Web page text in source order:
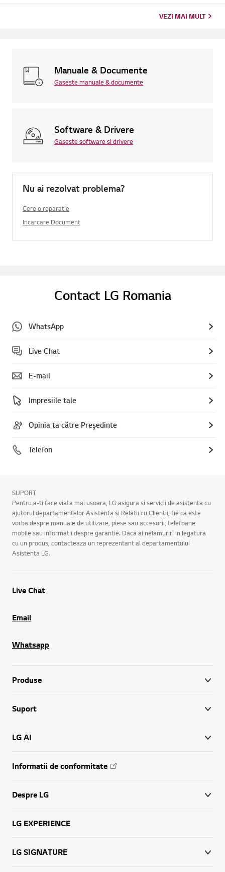
VEZI MAI MULT
Manuale & Documente
Gaseste manuale & documente
Software & Drivere
Gaseste software si drivere
Nu ai rezolvat problema?
Cere o reparatie
Incarcare Document
Contact LG Romania
WhatsApp
Live Chat
E-mail
Impresiile tale
Opinia ta către Președinte
Telefon
SUPORT
Pentru a-ti face viata mai usoara, LG asigura si servicii de asistenta cu
ajutorul departamentelor Asistenta si Relatii cu Clientii, fie ca este
vorba despre manuale de utilizare, piese sau accesorii, telefoane
mobile sau informatii despre garantie. Daca ai nelamuriri in legatura
cu un produs, contacteaza un reprezentant al departamentului
Asistenta LG.
Live Chat
Email
Whatsapp
Produse
Suport
LG AI
Informatii de conformitate
Despre LG
LG EXPERIENCE
LG SIGNATURE